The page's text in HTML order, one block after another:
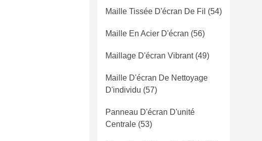
Maille Tissée D'écran De Fil (54)
Maille En Acier D'écran (56)
Maillage D'écran Vibrant(49)
Maille D'écran De Nettoyage
D'individu (57)
Panneau D'écran D'unité
Centrale (53)